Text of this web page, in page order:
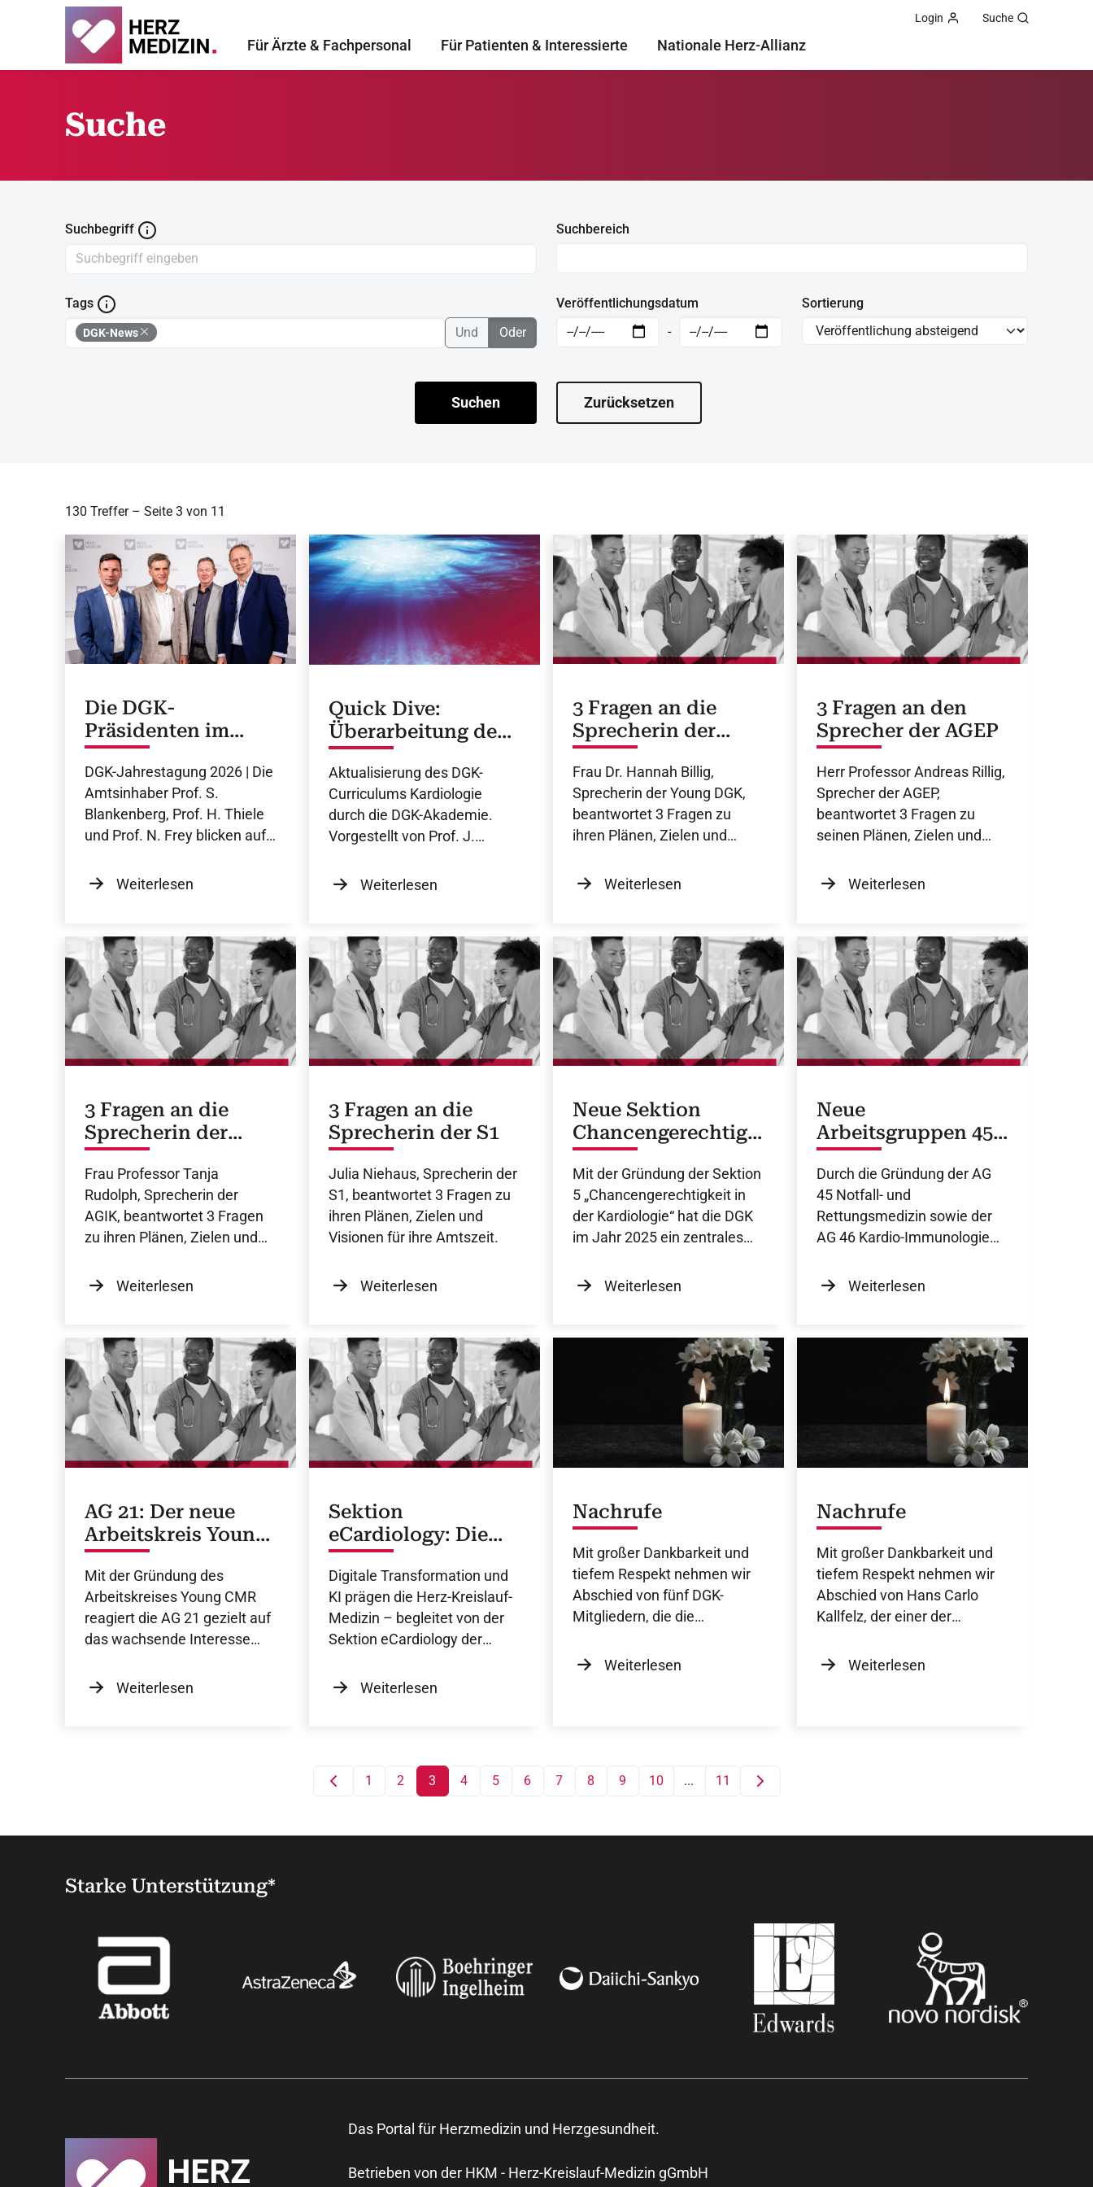
Für Ärzte & Fachpersonal Für Patienten & Interessierte Nationale Herz-Allianz
Login Suche
Suche
Suchbegriff Suchbereich
Tags
DGK-News Und Oder
Veröffentlichungsdatum
-
Sortierung
Suchen Zurücksetzen
130 Treffer – Seite 3 von 11
Die DGK-
Präsidenten im
Gespräch
DGK-Jahrestagung 2026 | Die
Amtsinhaber Prof. S.
Blankenberg, Prof. H. Thiele
und Prof. N. Frey blicken auf
DGK.Weiterlesen
Quick Dive:
Überarbeitung des
Curriculums
Kardiologie
Aktualisierung des DGK-
Curriculums Kardiologie
durch die DGK-Akademie.
Vorgestellt von Prof. J.
Weiterlesen
3 Fragen an die
Sprecherin der
Young DGK
Frau Dr. Hannah Billig,
Sprecherin der Young DGK,
beantwortet 3 Fragen zu
ihren Plänen, Zielen und
Weiterlesen
3 Fragen an den
Sprecher der AGEP
Herr Professor Andreas Rillig,
Sprecher der AGEP,
beantwortet 3 Fragen zu
seinen Plänen, Zielen und
Weiterlesen
3 Fragen an die
Sprecherin der
AGIK
Frau Professor Tanja
Rudolph, Sprecherin der
AGIK, beantwortet 3 Fragen
zu ihren Plänen, Zielen und
Weiterlesen
3 Fragen an die
Sprecherin der S1
Julia Niehaus, Sprecherin der
S1, beantwortet 3 Fragen zu
ihren Plänen, Zielen und
Visionen für ihre Amtszeit.
Weiterlesen
Neue Sektion
Chancengerechtigk
eit
Mit der Gründung der Sektion
5 „Chancengerechtigkeit in
der Kardiologie“ hat die DGK
im Jahr 2025 ein zentrales
verankert.
Weiterlesen
Neue
Arbeitsgruppen 45
und 46
Durch die Gründung der AG
45 Notfall- und
Rettungsmedizin sowie der
AG 46 Kardio-Immunologie
Zukunftsthemen
weitergebracht werden.
Weiterlesen
AG 21: Der neue
Arbeitskreis Young
CMR
Mit der Gründung des
Arbeitskreises Young CMR
reagiert die AG 21 gezielt auf
das wachsende Interesse
Kardiologen an der kardialen
Weiterlesen
Sektion
eCardiology: Die
DGK im digitalen
Wandel
Digitale Transformation und
KI prägen die Herz-Kreislauf-
Medizin – begleitet von der
Sektion eCardiology der
Kardiologie.
Weiterlesen
Nachrufe
Mit großer Dankbarkeit und
tiefem Respekt nehmen wir
Abschied von fünf DGK-
Mitgliedern, die die
geprägt haben.
Weiterlesen
Nachrufe
Mit großer Dankbarkeit und
tiefem Respekt nehmen wir
Abschied von Hans Carlo
Kallfelz, der einer der
Kinderkardiologie in
Weiterlesen
1 2 3 4 5 6 7 8 9 10 ... 11
Starke Unterstützung*
Das Portal für Herzmedizin und Herzgesundheit.
Betrieben von der HKM - Herz-Kreislauf-Medizin gGmbH